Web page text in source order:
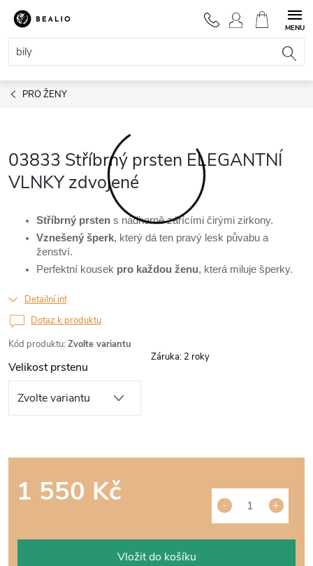
Přejít
obsah
NÁKUPNÍ
KOŠÍK
PRO ŽENY
03833 Stříbrný prsten ELEGANTNÍ
VLNKY zdvojené
Kód produktu: Zvolte variantu
Stříbrný prsten s nádherně zářícími čirými zirkony.
Vznešený šperk, který dá ten pravý lesk půvabu a
ženství.
Perfektní kousek pro každou ženu, která miluje šperky.
Detailní informace
Velikost prstenu
1 550 Kč
Vložit do košíku
Dotaz k produktu
Záruka: 2 roky